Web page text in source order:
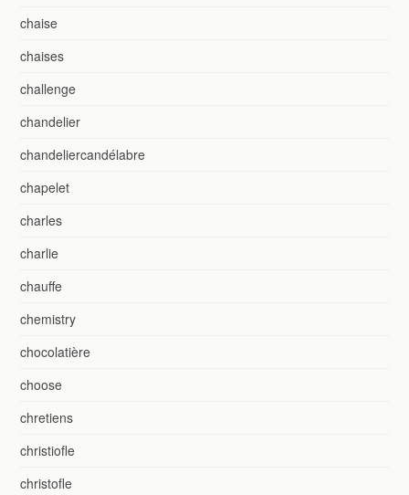
chaise
chaises
challenge
chandelier
chandeliercandélabre
chapelet
charles
charlie
chauffe
chemistry
chocolatière
choose
chretiens
christiofle
christofle